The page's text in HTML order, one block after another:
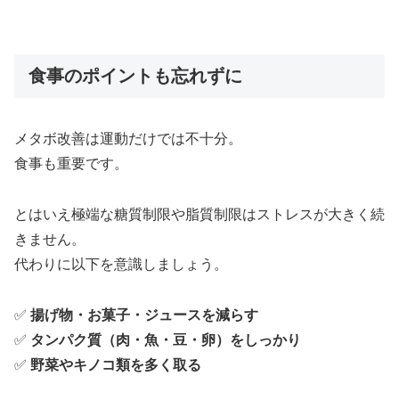
食事のポイントも忘れずに
メタボ改善は運動だけでは不十分。
食事も重要です。
とはいえ極端な糖質制限や脂質制限はストレスが大きく続
きません。
代わりに以下を意識しましょう。
✅ 揚げ物・お菓子・ジュースを減らす
✅ タンパク質（肉・魚・豆・卵）をしっかり
✅ 野菜やキノコ類を多く取る